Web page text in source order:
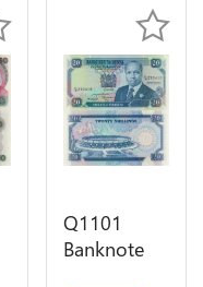
Q1101
Banknote